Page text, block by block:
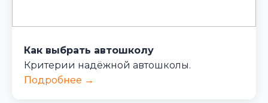
Как выбрать автошколу
Критерии надёжной автошколы.
Подробнее →